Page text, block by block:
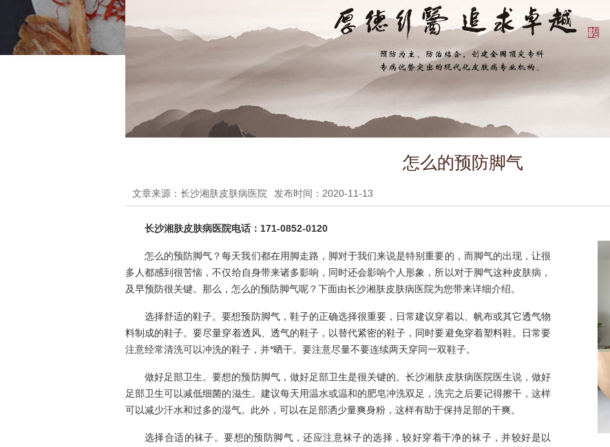
怎么的预防脚气
文章来源：长沙湘肤皮肤病医院 发布时间：2020-11-13
长沙湘肤皮肤病医院电话：171-0852-0120
怎么的预防脚气？每天我们都在用脚走路，脚对于我们来说是特别重要的，而脚气的出现，让很
多人都感到很苦恼，不仅给自身带来诸多影响，同时还会影响个人形象，所以对于脚气这种皮肤病，
及早预防很关键。那么，怎么的预防脚气呢？下面由长沙湘肤皮肤病医院为您带来详细介绍。
选择舒适的鞋子。要想预防脚气，鞋子的正确选择很重要，日常建议穿着以、帆布或其它透气物
料制成的鞋子。要尽量穿着透风、透气的鞋子，以替代紧密的鞋子，同时要避免穿着塑料鞋。日常要
注意经常清洗可以冲洗的鞋子，并*晒干。要注意尽量不要连续两天穿同一双鞋子。
做好足部卫生。要想的预防脚气，做好足部卫生是很关键的。长沙湘肤皮肤病医院医生说，做好
足部卫生可以减低细菌的滋生。建议每天用温水或温和的肥皂冲洗双足，洗完之后要记得擦干，这样
可以减少汗水和过多的湿气。此外，可以在足部洒少量爽身粉，这样有助于保持足部的干爽。
选择合适的袜子。要想的预防脚气，还应注意袜子的选择，较好穿着干净的袜子，并较好是以